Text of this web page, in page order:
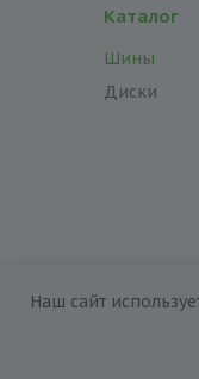
Каталог
Шины
Диски
Наш сайт